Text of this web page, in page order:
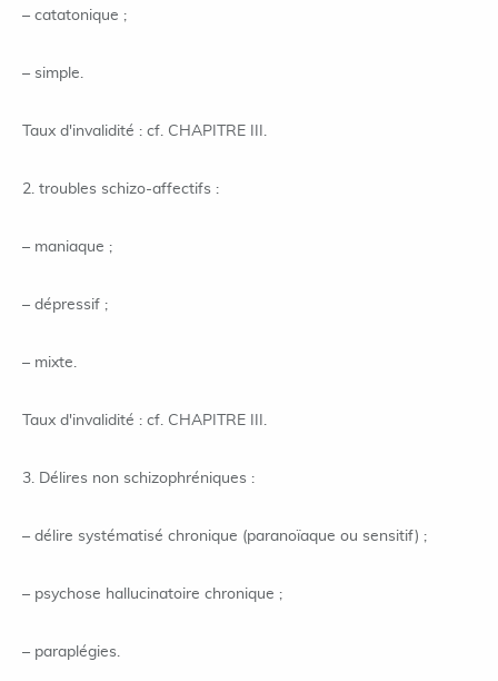
– catatonique ;
– simple.
Taux d'invalidité : cf. CHAPITRE III.
2. troubles schizo-affectifs :
– maniaque ;
– dépressif ;
– mixte.
Taux d'invalidité : cf. CHAPITRE III.
3. Délires non schizophréniques :
– délire systématisé chronique (paranoïaque ou sensitif) ;
– psychose hallucinatoire chronique ;
– paraplégies.